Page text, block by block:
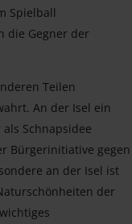
Spielball
die Gegner der
Teilen
An der Isel ein
Schnapsidee
Bürgerinitiative gegen
an der Isel ist
der